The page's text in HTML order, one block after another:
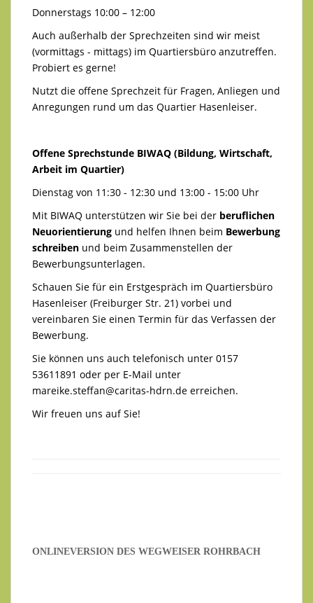
Donnerstags 10:00 – 12:00
Auch außerhalb der Sprechzeiten sind wir meist
(vormittags - mittags) im Quartiersbüro anzutreffen.
Probiert es gerne!
Nutzt die offene Sprechzeit für Fragen, Anliegen und
Anregungen rund um das Quartier Hasenleiser.
Offene Sprechstunde BIWAQ (Bildung, Wirtschaft,
Arbeit im Quartier)
Dienstag von 11:30 - 12:30 und 13:00 - 15:00 Uhr
Mit BIWAQ unterstützen wir Sie bei der beruflichen
Neuorientierung und helfen Ihnen beim Bewerbung
schreiben und beim Zusammenstellen der
Bewerbungsunterlagen.
Schauen Sie für ein Erstgespräch im Quartiersbüro
Hasenleiser (Freiburger Str. 21) vorbei und
vereinbaren Sie einen Termin für das Verfassen der
Bewerbung.
Sie können uns auch telefonisch unter 0157
53611891 oder per E-Mail unter
mareike.steffan@caritas-hdrn.de erreichen.
Wir freuen uns auf Sie!
ONLINEVERSION DES WEGWEISER ROHRBACH